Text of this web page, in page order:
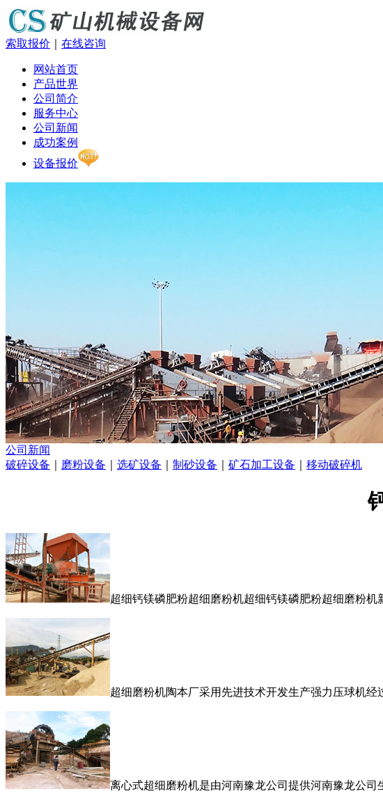
索取报价 在线咨询
网站首页
产品世界
公司简介
服务中心
公司新闻
成功案例
设备报价
公司新闻
破碎设备
磨粉设备 选矿设备 制砂设备 矿石加工设备 移动破碎机
超细钙镁磷肥粉超细磨粉机超细钙镁磷肥粉超细磨粉
超细磨粉机陶本厂采用先进技术开发生产强力压球机
离心式超细磨粉机是由河南豫龙公司提供河南豫龙公